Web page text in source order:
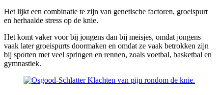
Het lijkt een combinatie te zijn van genetische factoren, groeispurt
en herhaalde stress op de knie.
Het komt vaker voor bij jongens dan bij meisjes, omdat jongens
vaak later groeispurts doormaken en omdat ze vaak betrokken zijn
bij sporten met veel springen en rennen, zoals voetbal, basketbal en
gymnastiek.